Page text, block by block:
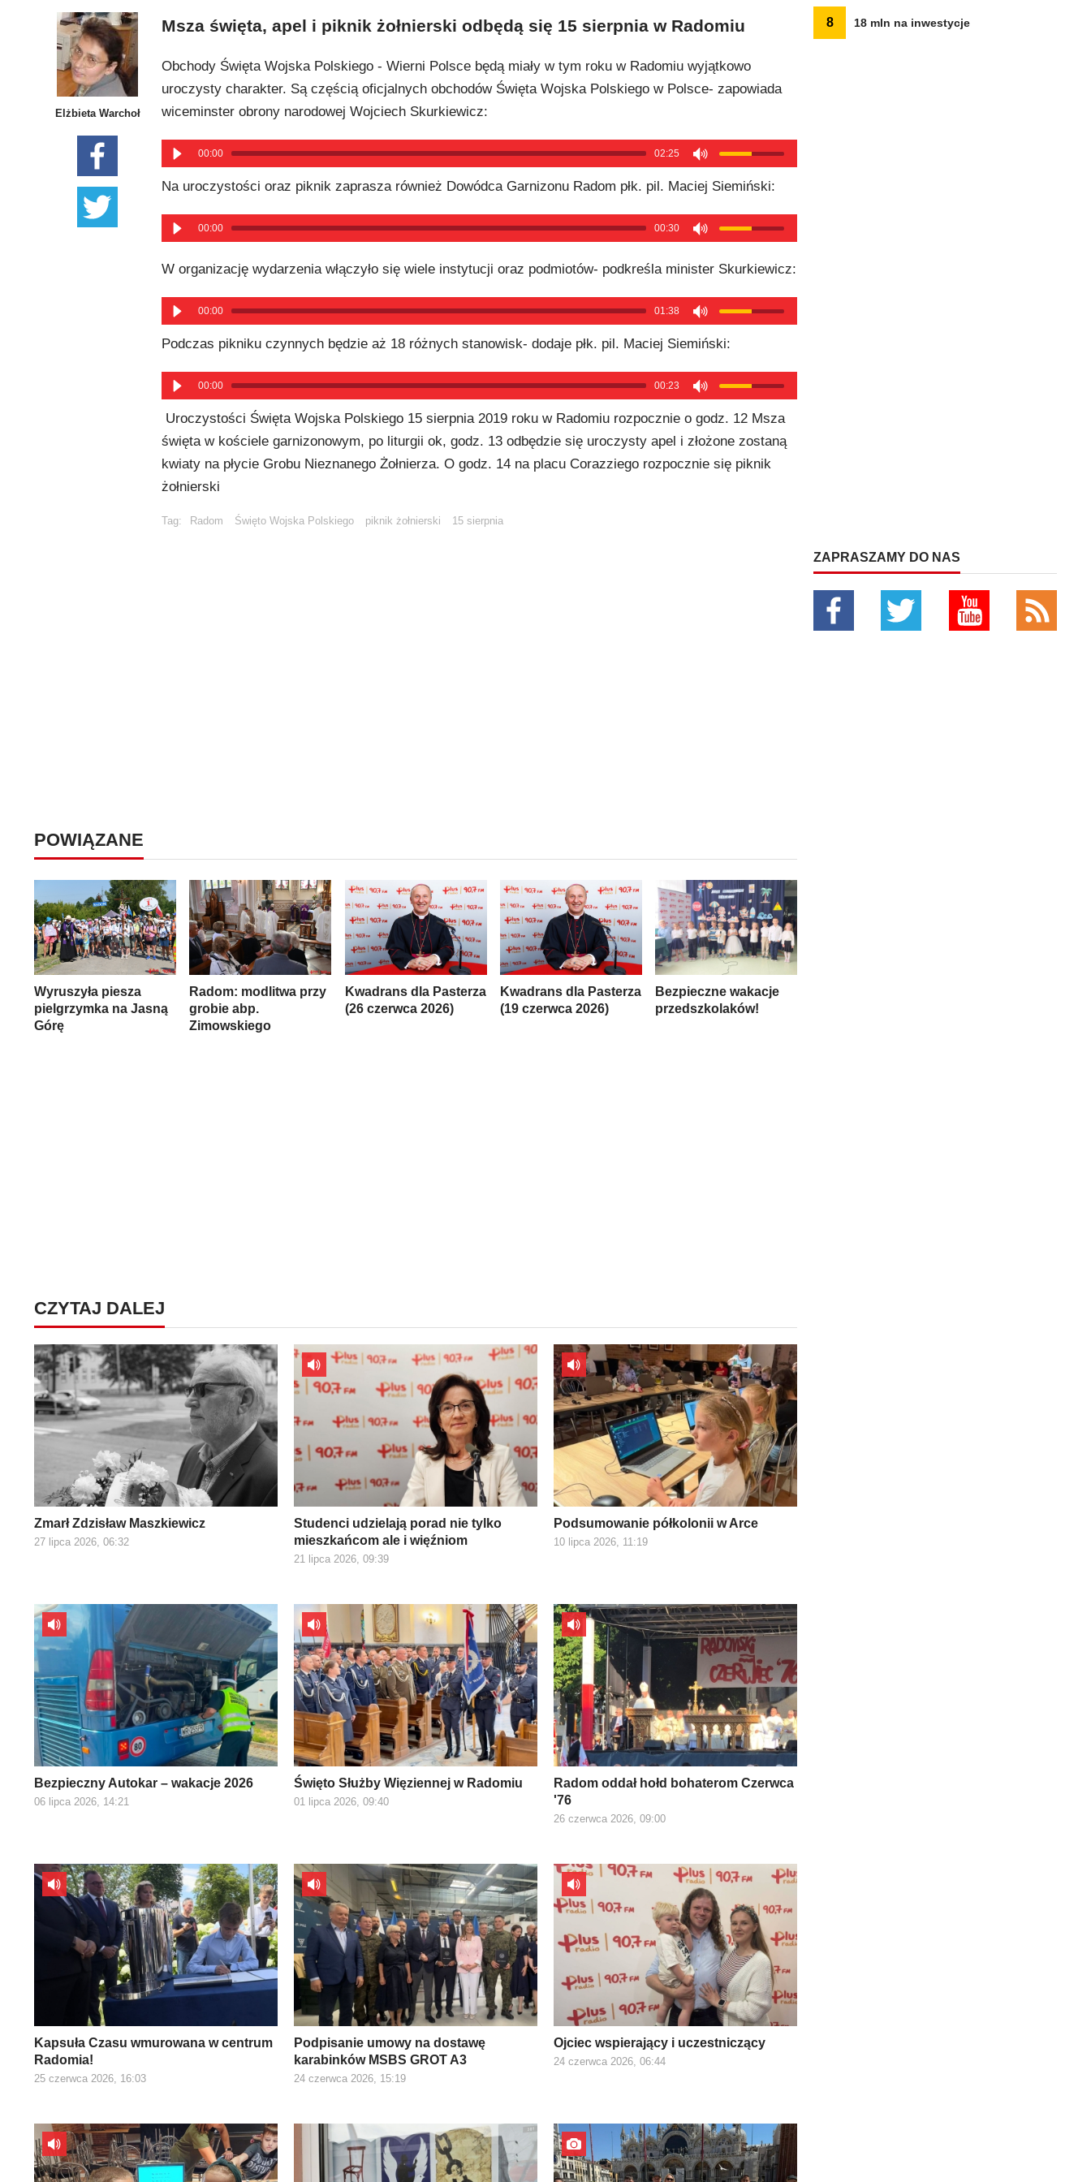
Elżbieta Warchoł
Msza święta, apel i piknik żołnierski odbędą się 15 sierpnia w Radomiu
Obchody Święta Wojska Polskiego - Wierni Polsce będą miały w tym roku w Radomiu wyjątkowo
uroczysty charakter. Są częścią oficjalnych obchodów Święta Wojska Polskiego w Polsce- zapowiada
wiceminster obrony narodowej Wojciech Skurkiewicz:
00:00 02:25
Na uroczystości oraz piknik zaprasza również Dowódca Garnizonu Radom płk. pil. Maciej Siemiński:
00:00 00:30
W organizację wydarzenia włączyło się wiele instytucji oraz podmiotów- podkreśla minister Skurkiewicz:
00:00 01:38
Podczas pikniku czynnych będzie aż 18 różnych stanowisk- dodaje płk. pil. Maciej Siemiński:
00:00 00:23
Uroczystości Święta Wojska Polskiego 15 sierpnia 2019 roku w Radomiu rozpocznie o godz. 12 Msza
święta w kościele garnizonowym, po liturgii ok, godz. 13 odbędzie się uroczysty apel i złożone zostaną
kwiaty na płycie Grobu Nieznanego Żołnierza. O godz. 14 na placu Corazziego rozpocznie się piknik
żołnierski
Tag: Radom Święto Wojska Polskiego piknik żołnierski 15 sierpnia
POWIĄZANE
Wyruszyła piesza
pielgrzymka na Jasną
Górę
Radom: modlitwa przy
grobie abp.
Zimowskiego
Kwadrans dla Pasterza
(26 czerwca 2026)
Kwadrans dla Pasterza
(19 czerwca 2026)
Bezpieczne wakacje
przedszkolaków!
CZYTAJ DALEJ
Zmarł Zdzisław Maszkiewicz
27 lipca 2026, 06:32
Studenci udzielają porad nie tylko
mieszkańcom ale i więźniom
21 lipca 2026, 09:39
Podsumowanie półkolonii w Arce
10 lipca 2026, 11:19
Bezpieczny Autokar – wakacje 2026
06 lipca 2026, 14:21
Święto Służby Więziennej w Radomiu
01 lipca 2026, 09:40
Radom oddał hołd bohaterom Czerwca
'76
26 czerwca 2026, 09:00
Kapsuła Czasu wmurowana w centrum
Radomia!
25 czerwca 2026, 16:03
Podpisanie umowy na dostawę
karabinków MSBS GROT A3
24 czerwca 2026, 15:19
Ojciec wspierający i uczestniczący
24 czerwca 2026, 06:44
8 18 mln na inwestycje
ZAPRASZAMY DO NAS